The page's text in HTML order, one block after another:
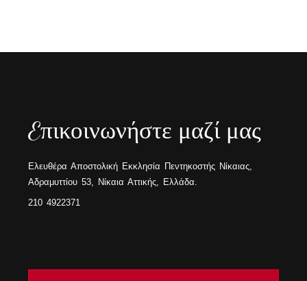
Eπικοινωνήστε μαζί μας
Ελευθέρα Αποστολική Εκκλησία Πεντηκοστής Νίκαιας,
Αδραμυττίου 53, Νίκαια Αττικής, Ελλάδα.
210 4922371